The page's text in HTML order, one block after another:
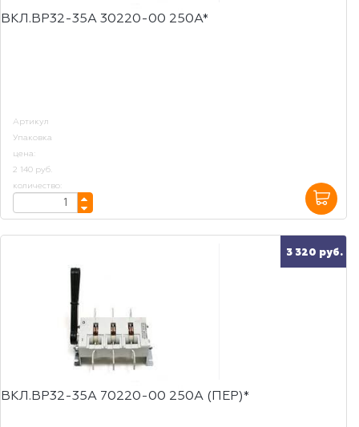
ВКЛ.ВР32-35А 30220-00 250А*
Артикул
Упаковка
цена:
2 140 руб.
количество:
3 320 руб.
ВКЛ.ВР32-35А 70220-00 250А (ПЕР)*